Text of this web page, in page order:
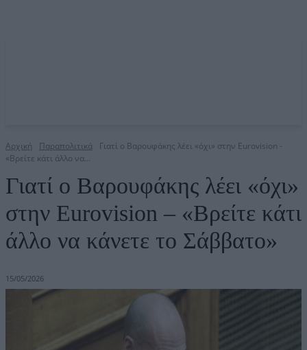
Αρχική Παραπολιτικά
Γιατί ο Βαρουφάκης λέει «όχι» στην Eurovision -
«Βρείτε κάτι άλλο να...
Γιατί ο Βαρουφάκης λέει «όχι»
στην Eurovision – «Βρείτε κάτι
άλλο να κάνετε το Σάββατο»
15/05/2026